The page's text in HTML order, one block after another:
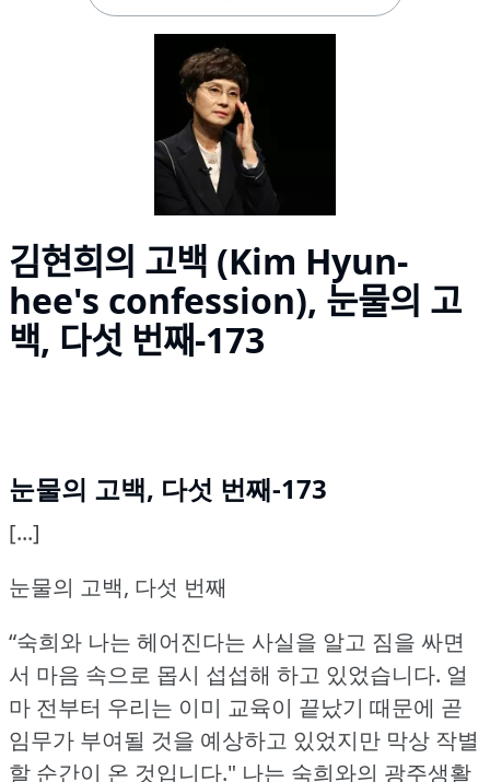
김현희의 고백 (Kim Hyun-
hee's confession), 눈물의 고
백, 다섯 번째-173
눈물의 고백, 다섯 번째-173
[...]
눈물의 고백, 다섯 번째
“숙희와 나는 헤어진다는 사실을 알고 짐을 싸면
서 마음 속으로 몹시 섭섭해 하고 있었습니다. 얼
마 전부터 우리는 이미 교육이 끝났기 때문에 곧
임무가 부여될 것을 예상하고 있었지만 막상 작별
할 순간이 온 것입니다." 나는 숙희와의 광주생활